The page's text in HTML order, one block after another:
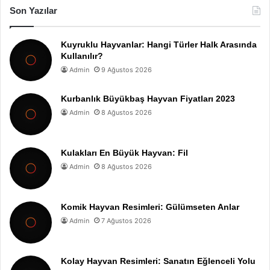
Son Yazılar
Kuyruklu Hayvanlar: Hangi Türler Halk Arasında
Kullanılır?
Admin 9 Ağustos 2026
Kurbanlık Büyükbaş Hayvan Fiyatları 2023
Admin 8 Ağustos 2026
Kulakları En Büyük Hayvan: Fil
Admin 8 Ağustos 2026
Komik Hayvan Resimleri: Gülümseten Anlar
Admin 7 Ağustos 2026
Kolay Hayvan Resimleri: Sanatın Eğlenceli Yolu